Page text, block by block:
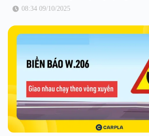
08:34 09/10/2025